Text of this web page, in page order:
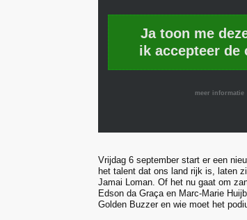
Ja toon me
ik accepteer de
meer informatie
Vrijdag 6 september start er een
het talent dat ons land rijk is, laten
Jamai Loman. Of het nu gaat om
Edson da Graça en Marc-Marie
Golden Buzzer en wie moet het